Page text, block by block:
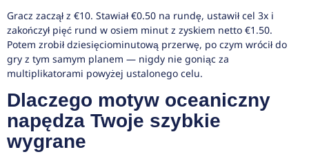
Gracz zaczął z €10. Stawiał €0.50 na rundę, ustawił cel 3x i
zakończył pięć rund w osiem minut z zyskiem netto €1.50.
Potem zrobił dziesięciominutową przerwę, po czym wrócił do
gry z tym samym planem — nigdy nie goniąc za
multiplikatorami powyżej ustalonego celu.
Dlaczego motyw oceaniczny
napędza Twoje szybkie
wygrane